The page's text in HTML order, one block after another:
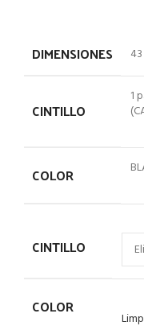
DIMENSIONES
CINTILLO
1
COLOR
CINTILLO
COLOR